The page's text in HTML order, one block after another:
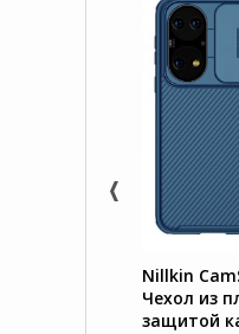
Nillkin
Чехол из
защитой